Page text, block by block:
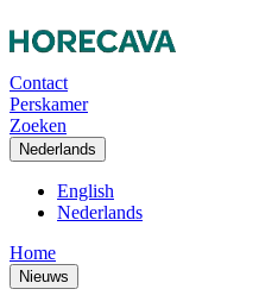
Contact
Perskamer
Zoeken
Nederlands
English
Nederlands
Home
Nieuws